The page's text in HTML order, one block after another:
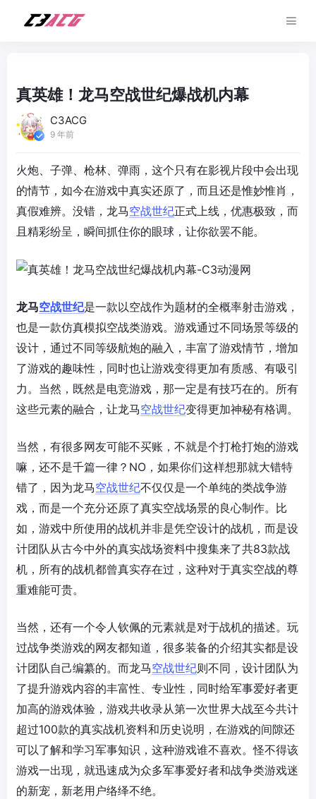
真英雄！龙马空战世纪爆战机内幕
C3ACG
9 年前
火炮、子弹、枪林、弹雨，这个只有在影视片段中会出现
的情节，如今在游戏中真实还原了，而且还是惟妙惟肖，
真假难辨。没错，龙马空战世纪正式上线，优惠极致，而
且精彩纷呈，瞬间抓住你的眼球，让你欲罢不能。
龙马空战世纪是一款以空战作为题材的全概率射击游戏，
也是一款仿真模拟空战类游戏。游戏通过不同场景等级的
设计，通过不同等级航炮的融入，丰富了游戏情节，增加
了游戏的趣味性，同时也让游戏变得更加有质感、有吸引
力。当然，既然是电竞游戏，那一定是有技巧在的。所有
这些元素的融合，让龙马空战世纪变得更加神秘有格调。
当然，有很多网友可能不买账，不就是个打枪打炮的游戏
嘛，还不是千篇一律？NO，如果你们这样想那就大错特
错了，因为龙马空战世纪不仅仅是一个单纯的类战争游
戏，而是一个充分还原了真实空战场景的良心制作。比
如，游戏中所使用的战机并非是凭空设计的战机，而是设
计团队从古今中外的真实战场资料中搜集来了共83款战
机，所有的战机都曾真实存在过，这种对于真实空战的尊
重难能可贵。
当然，还有一个令人钦佩的元素就是对于战机的描述。玩
过战争类游戏的网友都知道，很多装备的介绍其实都是设
计团队自己编纂的。而龙马空战世纪则不同，设计团队为
了提升游戏内容的丰富性、专业性，同时给军事爱好者更
加高的游戏体验，游戏共收录从第一次世界大战至今共计
超过100款的真实战机资料和历史说明，在游戏的间隙还
可以了解和学习军事知识，这种游戏谁不喜欢。怪不得该
游戏一出现，就迅速成为众多军事爱好者和战争类游戏迷
的新宠，新老用户络绎不绝。